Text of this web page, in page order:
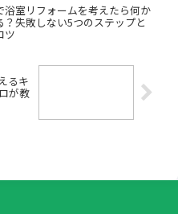
浴室リフォームを考えたら何か
？失敗しない5つのステップと
ツ
るキ
が教